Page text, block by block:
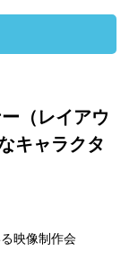
（レイアウ
キャラクタ
映像制作会